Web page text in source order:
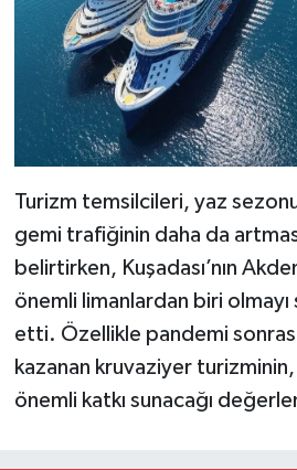
Turizm temsilcileri, yaz
gemi trafiğinin daha da
belirtirken, Kuşadası’nın
önemli limanlardan biri
etti. Özellikle pandemi
kazanan kruvaziyer
önemli katkı sunacağı